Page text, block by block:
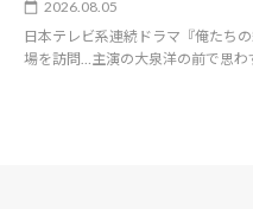
2026.08.05
日本テレビ系連続ドラマ『俺たち
場を訪問…主演の大泉洋の前で思わ